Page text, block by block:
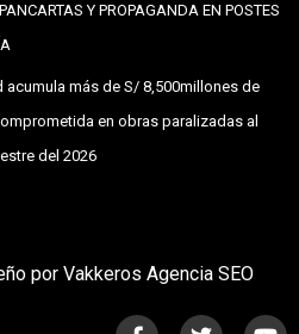
Y PROPAGANDA EN POSTES
acumula más de S/ 8,500millones de
en obras paralizadas al
del 2026
por Vakkeros Agencia SEO